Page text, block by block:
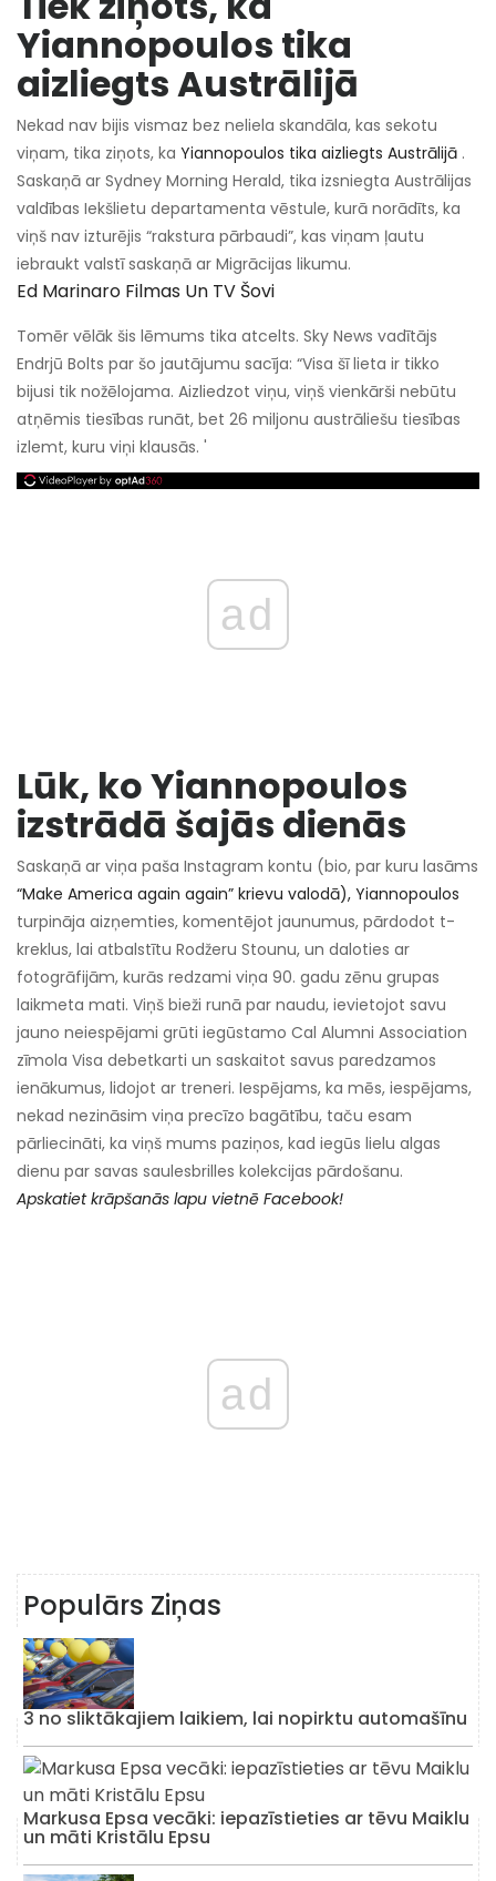
Yiannopoulos tika
aizliegts Austrālijā
Nekad nav bijis vismaz bez neliela skandāla, kas sekotu
viņam, tika ziņots, ka Yiannopoulos tika aizliegts Austrālijā .
Saskaņā ar Sydney Morning Herald, tika izsniegta Austrālijas
valdības Iekšlietu departamenta vēstule, kurā norādīts, ka
viņš nav izturējis “rakstura pārbaudi”, kas viņam ļautu
iebraukt valstī saskaņā ar Migrācijas likumu.
Ed Marinaro Filmas Un TV Šovi
Tomēr vēlāk šis lēmums tika atcelts. Sky News vadītājs
Endrjū Bolts par šo jautājumu sacīja: “Visa šī lieta ir tikko
bijusi tik nožēlojama. Aizliedzot viņu, viņš vienkārši nebūtu
atņēmis tiesības runāt, bet 26 miljonu austrāliešu tiesības
izlemt, kuru viņi klausās. '
ad
Lūk, ko Yiannopoulos
izstrādā šajās dienās
Saskaņā ar viņa paša Instagram kontu (bio, par kuru lasāms
“Make America again again” krievu valodā), Yiannopoulos
turpināja aizņemties, komentējot jaunumus, pārdodot t-
kreklus, lai atbalstītu Rodžeru Stounu, un daloties ar
fotogrāfijām, kurās redzami viņa 90. gadu zēnu grupas
laikmeta mati. Viņš bieži runā par naudu, ievietojot savu
jauno neiespējami grūti iegūstamo Cal Alumni Association
zīmola Visa debetkarti un saskaitot savus paredzamos
ienākumus, lidojot ar treneri. Iespējams, ka mēs, iespējams,
nekad nezināsim viņa precīzo bagātību, taču esam
pārliecināti, ka viņš mums paziņos, kad iegūs lielu algas
dienu par savas saulesbrilles kolekcijas pārdošanu.
Apskatiet krāpšanās lapu vietnē Facebook!
ad
Populārs Ziņas
3 no sliktākajiem laikiem, lai nopirktu automašīnu
Markusa Epsa vecāki: iepazīstieties ar tēvu Maiklu
un māti Kristālu Epsu